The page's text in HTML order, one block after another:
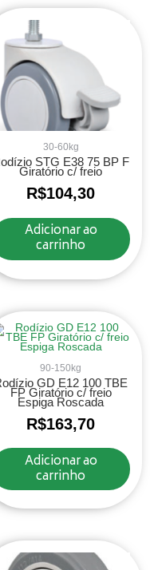
30-60kg
STG E38 75 BP F
Giratório c/ freio
R$104,30
Adicionar ao
carrinho
90-150kg
GD E12 100 TBE
FP Giratório c/ freio
Espiga Roscada
R$163,70
Adicionar ao
carrinho